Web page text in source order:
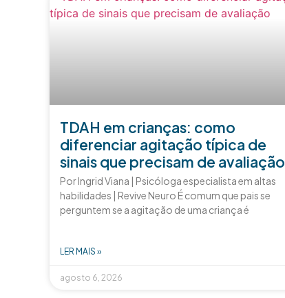
TDAH em crianças: como
diferenciar agitação típica de
sinais que precisam de avaliação
Por Ingrid Viana | Psicóloga especialista em altas
habilidades | Revive Neuro É comum que pais se
perguntem se a agitação de uma criança é
LER MAIS »
agosto 6, 2026